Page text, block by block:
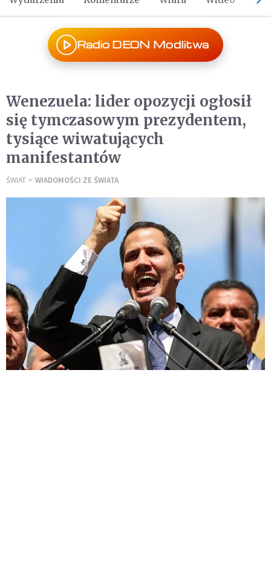
Radio DEON Modlitwa
Wenezuela: lider opozycji ogłosił
się tymczasowym prezydentem,
tysiące wiwatujących
manifestantów
ŚWIAT WIADOMOŚCI ZE ŚWIATA